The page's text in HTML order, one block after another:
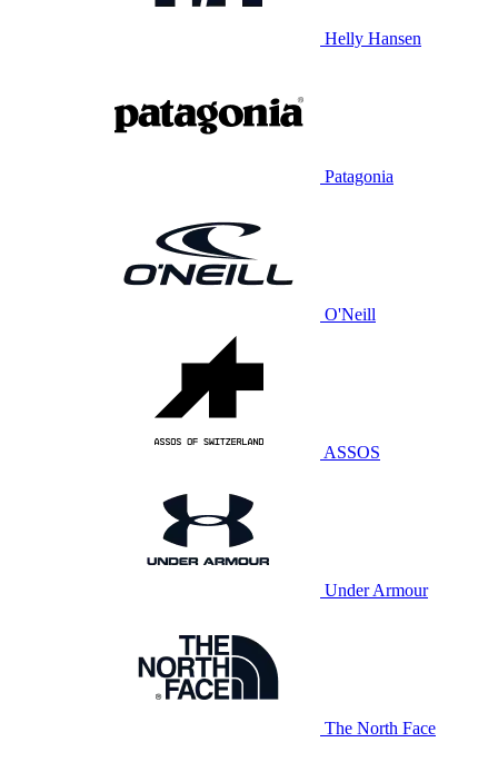
Helly Hansen
Patagonia
O'Neill
ASSOS
Under Armour
The North Face